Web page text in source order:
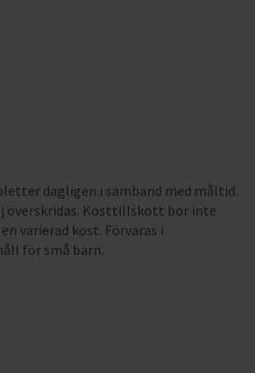
dagligen i samband med måltid.
överskridas. Kosttillskott bör inte
varierad kost. Förvaras i
för små barn.